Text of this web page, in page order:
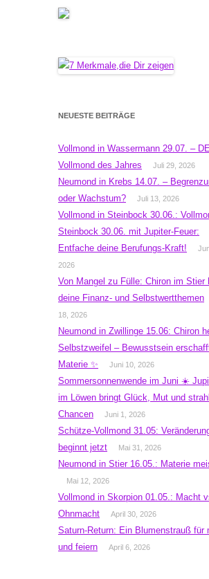
NEUESTE BEITRÄGE
Vollmond in Wassermann 29.07. –
Vollmond des Jahres
Juli 29, 2026
Neumond in Krebs 14.07. –
oder Wachstum?
Juli 13, 2026
Vollmond in Steinbock 30.06.:
Steinbock 30.06. mit Jupiter-Feuer:
Entfache deine Berufungs-Kraft!
2026
Von Mangel zu Fülle: Chiron im Stier
deine Finanz- und Selbstwertthemen
18, 2026
Neumond in Zwillinge 15.06: Chiron
Selbstzweifel – Bewusstsein
Materie ✨
Juni 10, 2026
Sommersonnenwende im Juni ☀️
im Löwen bringt Glück, Mut und
Chancen
Juni 1, 2026
Schütze-Vollmond 31.05:
beginnt jetzt
Mai 31, 2026
Neumond in Stier 16.05.: Materie
Mai 12, 2026
Vollmond in Skorpion 01.05.: Macht
Ohnmacht
April 30, 2026
Saturn-Return: Ein Blumenstrauß für
und feiern
April 6, 2026